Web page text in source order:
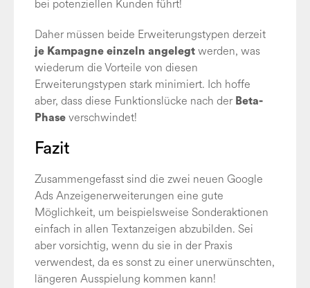
bei potenziellen Kunden führt!
Daher müssen beide Erweiterungstypen derzeit
je Kampagne einzeln angelegt werden, was
wiederum die Vorteile von diesen
Erweiterungstypen stark minimiert. Ich hoffe
aber, dass diese Funktionslücke nach der Beta-
Phase verschwindet!
Fazit
Zusammengefasst sind die zwei neuen Google
Ads Anzeigenerweiterungen eine gute
Möglichkeit, um beispielsweise Sonderaktionen
einfach in allen Textanzeigen abzubilden. Sei
aber vorsichtig, wenn du sie in der Praxis
verwendest, da es sonst zu einer unerwünschten,
längeren Ausspielung kommen kann!